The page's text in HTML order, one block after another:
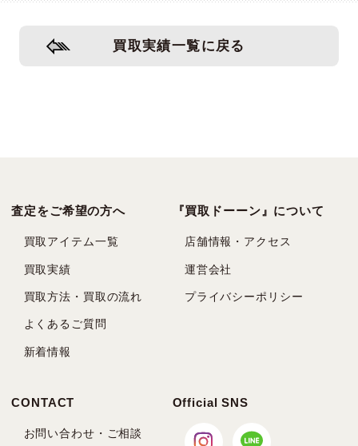
買取実績一覧に戻る
査定をご希望の方へ
買取アイテム一覧
買取実績
買取方法・買取の流れ
よくあるご質問
新着情報
『買取ドーーン』について
店舗情報・アクセス
運営会社
プライバシーポリシー
CONTACT
お問い合わせ・ご相談
Official SNS